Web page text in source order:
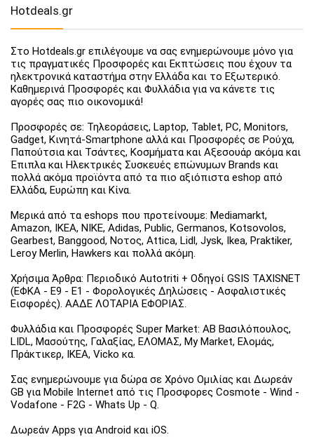
Hotdeals.gr
Στο Hotdeals.gr επιλέγουμε να σας ενημερώνουμε μόνο για
τις πραγματικές Προσφορές και Εκπτώσεις που έχουν τα
ηλεκτρονικά καταστήμα στην Ελλάδα και το Εξωτερικό.
Καθημερινά Προσφορές και Φυλλάδια για να κάνετε τις
αγορές σας πιο οικονομικά!
Προσφορές σε: Τηλεοράσεις, Laptop, Tablet, PC, Monitors,
Gadget, Κινητά-Smartphone αλλά και Προσφορές σε Ρούχα,
Παπούτσια και Τσάντες, Κοσμήματα και Αξεσουάρ ακόμα και
Έπιπλα και Ηλεκτρικές Συσκευές επώνυμων Brands και
πολλά ακόμα προϊόντα από τα πιο αξιόπιστα eshop από
Ελλάδα, Ευρώπη και Κίνα.
Μερικά από τα eshops που προτείνουμε: Mediamarkt,
Amazon, IKEA, NIKE, Adidas, Public, Germanos, Kotsovolos,
Gearbest, Banggood, Νοτος, Attica, Lidl, Jysk, Ikea, Praktiker,
Leroy Merlin, Hawkers και πολλά ακόμη.
Χρήσιμα Άρθρα: Περιοδικό Autotriti + Οδηγοί GSIS TAXISNET
(ΕΦΚΑ - Ε9 - Ε1 - Φορολογικές Δηλώσεις - Ασφαλιστικές
Εισφορές). ΑΑΔΕ ΛΟΤΑΡΙΑ ΕΦΟΡΙΑΣ.
Φυλλάδια και Προσφορές Super Market: ΑΒ Βασιλόπουλος,
LIDL, Μασούτης, Γαλαξίας, ΕΛΟΜΑΣ, My Market, Ελομάς,
Πράκτικερ, ΙΚΕΑ, Vicko κα.
Σας ενημερώνουμε για δώρα σε Χρόνο Ομιλίας και Δωρεάν
GB για Mobile Internet από τις Προσφορες Cosmote - Wind -
Vodafone - F2G - Whats Up - Q.
Δωρεάν Apps για Android και iOS.